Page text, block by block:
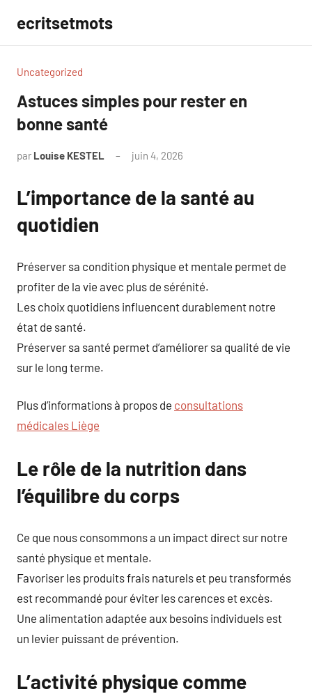
contenu
ecritsetmots
Uncategorized
Astuces simples pour rester en
bonne santé
par Louise KESTEL juin 4, 2026
L’importance de la santé au
quotidien
Préserver sa condition physique et mentale permet de
profiter de la vie avec plus de sérénité.
Les choix quotidiens influencent durablement notre
état de santé.
Préserver sa santé permet d’améliorer sa qualité de vie
sur le long terme.
Plus d’informations à propos de consultations
médicales Liège
Le rôle de la nutrition dans
l’équilibre du corps
Ce que nous consommons a un impact direct sur notre
santé physique et mentale.
Favoriser les produits frais naturels et peu transformés
est recommandé pour éviter les carences et excès.
Une alimentation adaptée aux besoins individuels est
un levier puissant de prévention.
L’activité physique comme